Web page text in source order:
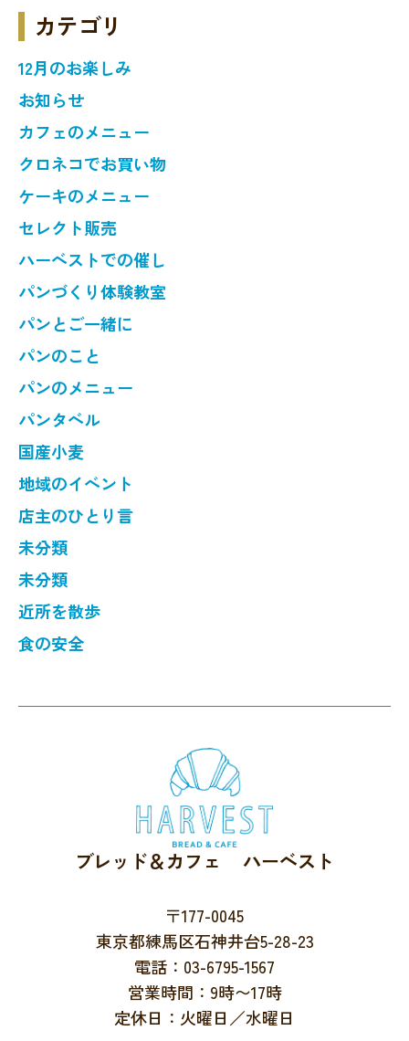
カテゴリ
12月のお楽しみ
お知らせ
カフェのメニュー
クロネコでお買い物
ケーキのメニュー
セレクト販売
ハーベストでの催し
パンづくり体験教室
パンとご一緒に
パンのこと
パンのメニュー
パンタベル
国産小麦
地域のイベント
店主のひとり言
未分類
未分類
近所を散歩
食の安全
ブレッド＆カフェ ハーベスト
〒177-0045
東京都練馬区石神井台5-28-23
電話：03-6795-1567
営業時間：9時〜17時
定休日：火曜日／水曜日